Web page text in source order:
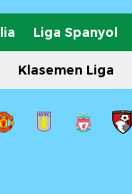
Liga Spanyol
Klasemen Liga